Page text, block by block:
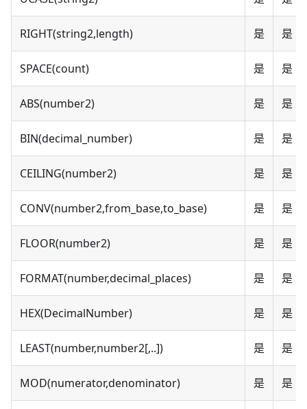
RIGHT(string2,length) 是 是
SPACE(count) 是 是
ABS(number2) 是 是
BIN(decimal_number) 是 是
CEILING(number2) 是 是
CONV(number2,from_base,to_base) 是 是
FLOOR(number2) 是 是
FORMAT(number,decimal_places) 是 是
HEX(DecimalNumber) 是 是
LEAST(number,number2[,..]) 是 是
MOD(numerator,denominator) 是 是